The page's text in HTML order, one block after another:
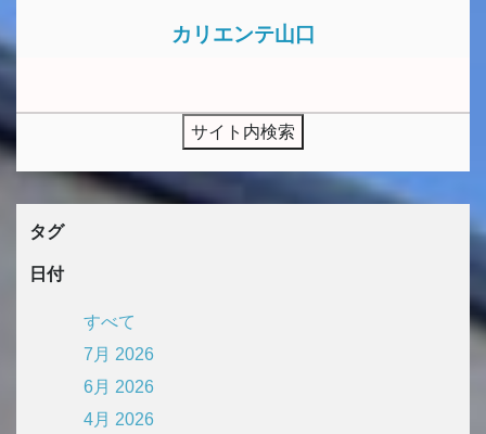
カリエンテ山口
タグ
日付
すべて
7月 2026
6月 2026
4月 2026